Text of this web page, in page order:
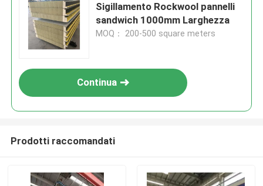
Sigillamento Rockwool pannelli
sandwich 1000mm Larghezza
MOQ： 200-500 square meters
Continua
Prodotti raccomandati